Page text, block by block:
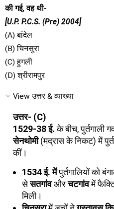
की गई, वह थी-
[U.P. P.C.S. (Pre) 2004]
(A) बांदेल
(B) चिनसुरा
(C) हुगली
(D) श्रीरामपुर
View उत्तर & व्याख्या
उत्तर- (C)
1529-38 ई.के बीच, पुर्तगाली
सेनथोमी(मद्रास के निकट) में
कीं।
1534 ई. मेंपुर्तगालियों को
सेसतगांवऔरचटगांवमें
मिली।